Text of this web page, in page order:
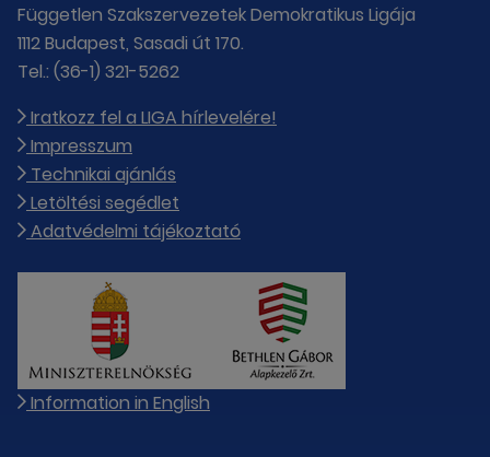
Független Szakszervezetek Demokratikus Ligája
1112 Budapest, Sasadi út 170.
Tel.: (36-1) 321-5262
Iratkozz fel a LIGA hírlevelére!
Impresszum
Technikai ajánlás
Letöltési segédlet
Adatvédelmi tájékoztató
Information in English